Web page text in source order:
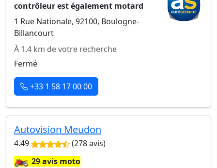
contrôleur est également motard
1 Rue Nationale, 92100, Boulogne-
Billancourt
À 1.4 km de votre recherche
Fermé
+33 1 58 17 00 00
Autovision Meudon
4.49 (278 avis)
🏍️29 avis moto